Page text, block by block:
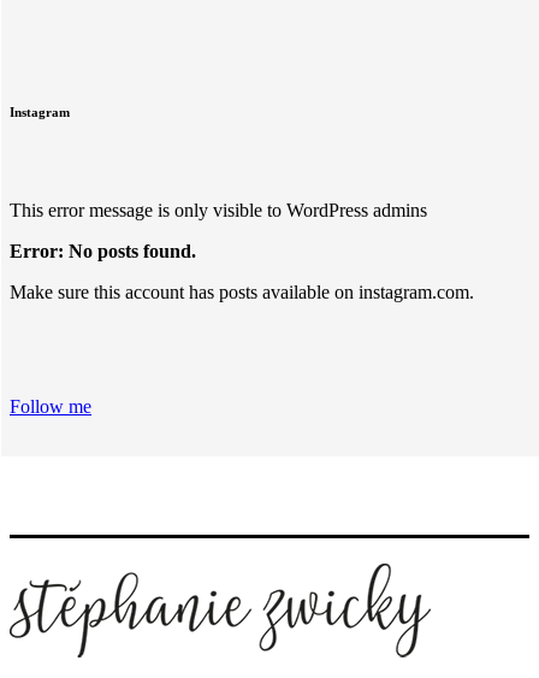
Instagram
This error message is only visible to WordPress admins
Error: No posts found.
Make sure this account has posts available on instagram.com.
Follow me